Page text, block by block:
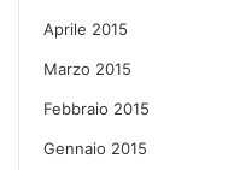
Aprile 2015
Marzo 2015
Febbraio 2015
Gennaio 2015